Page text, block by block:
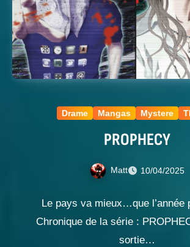
Drame Mangas Mystere
PROPHECY
Matt 10/04/2025
Le pays va mieux…que l’année
Chronique de la série :
sortie…